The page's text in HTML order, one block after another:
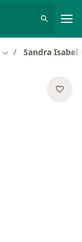
Cambiar de ciudad
Sandra Isabel